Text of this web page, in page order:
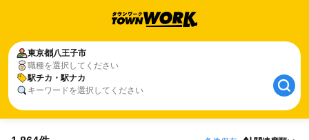
東京都八王子市
職種を選択してください
駅チカ・駅ナカ
キーワードを選択してください